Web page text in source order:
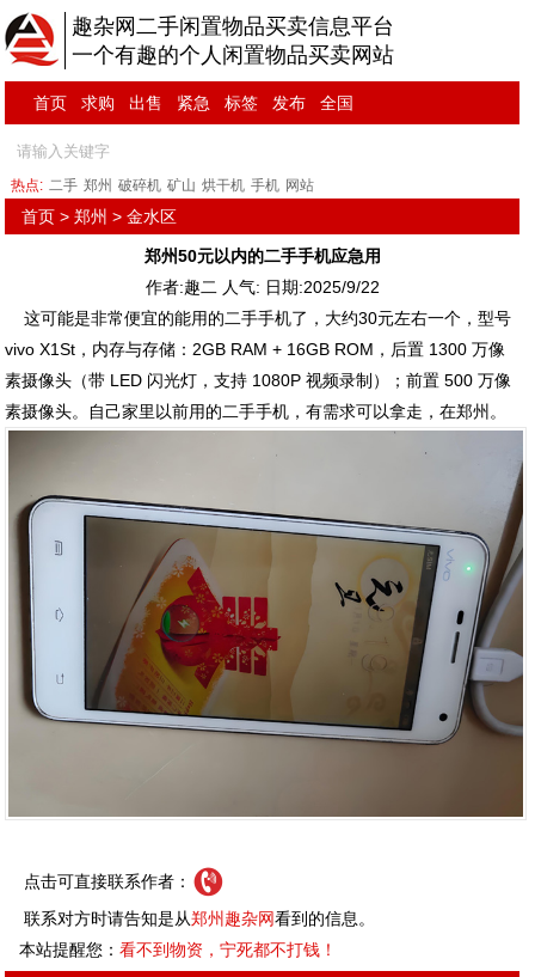
趣杂网二手闲置物品买卖信息平台
一个有趣的个人闲置物品买卖网站
首页 求购 出售 紧急 标签 发布 全国
热点: 二手 郑州 破碎机 矿山 烘干机 手机 网站
首页 >郑州 >金水区
郑州50元以内的二手手机应急用
作者:趣二 人气: 日期:2025/9/22
这可能是非常便宜的能用的二手手机了，大约30元左右一个，型号
vivo X1St，内存与存储：2GB RAM + 16GB ROM，后置 1300 万像
素摄像头（带 LED 闪光灯，支持 1080P 视频录制）；前置 500 万像
素摄像头。自己家里以前用的二手手机，有需求可以拿走，在郑州。
点击可直接联系作者：
联系对方时请告知是从郑州趣杂网看到的信息。
本站提醒您：看不到物资，宁死都不打钱！